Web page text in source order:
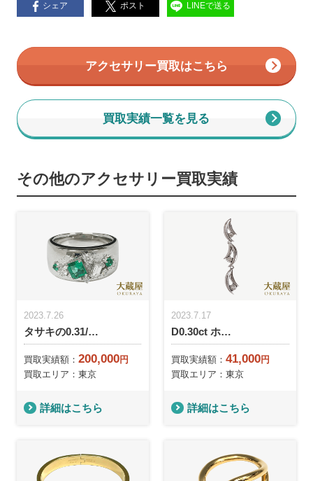
シェア ポスト LINEで送る
アクセサリー買取はこちら
買取実績一覧を見る
その他のアクセサリー買取実績
2023.7.26
タサキの0.31/…
買取実績額：200,000円
買取エリア：東京
詳細はこちら
2023.7.17
D0.30ct ホ…
買取実績額：41,000円
買取エリア：東京
詳細はこちら